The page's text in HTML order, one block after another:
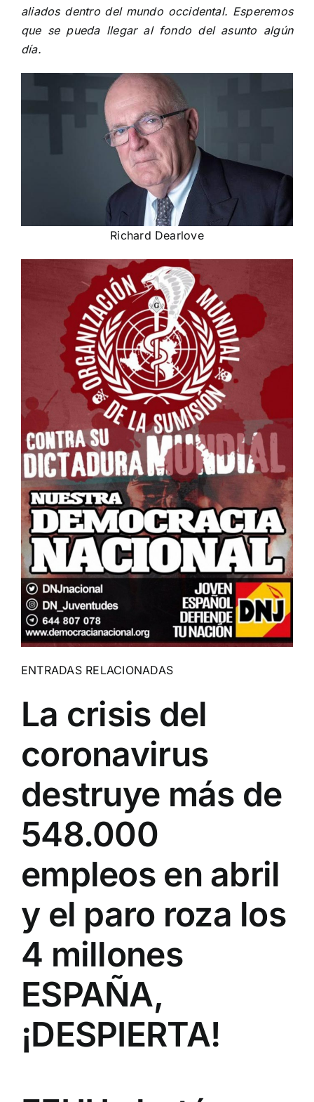
aliados dentro del mundo occidental. Esperemos
que se pueda llegar al fondo del asunto algún
día.
Richard Dearlove
ENTRADAS RELACIONADAS
La crisis del
coronavirus
destruye más de
548.000
empleos en abril
y el paro roza los
4 millones
ESPAÑA,
¡DESPIERTA!